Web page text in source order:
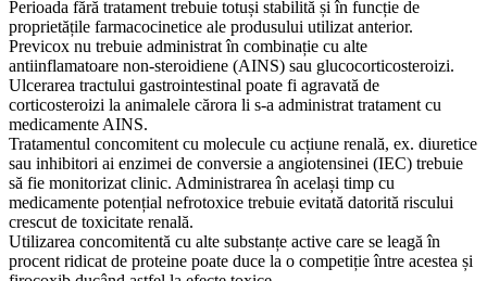
Perioada fără tratament trebuie totuși stabilită și în funcție de
proprietățile farmacocinetice ale produsului utilizat anterior.
Previcox nu trebuie administrat în combinație cu alte
antiinflamatoare non-steroidiene (AINS) sau glucocorticosteroizi.
Ulcerarea tractului gastrointestinal poate fi agravată de
corticosteroizi la animalele cărora li s-a administrat tratament cu
medicamente AINS.
Tratamentul concomitent cu molecule cu acțiune renală, ex. diuretice
sau inhibitori ai enzimei de conversie a angiotensinei (IEC) trebuie
să fie monitorizat clinic. Administrarea în același timp cu
medicamente potențial nefrotoxice trebuie evitată datorită riscului
crescut de toxicitate renală.
Utilizarea concomitentă cu alte substanțe active care se leagă în
procent ridicat de proteine poate duce la o competiție între acestea și